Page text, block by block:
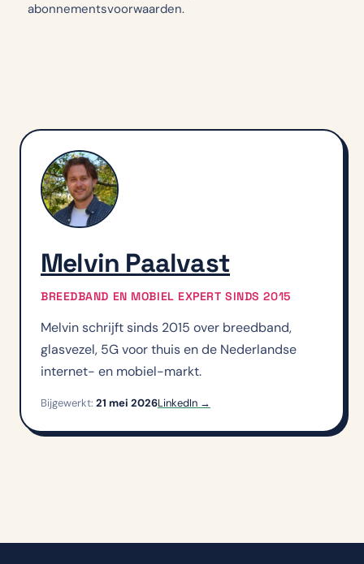
abonnementsvoorwaarden.
Melvin Paalvast
BREEDBAND EN MOBIEL EXPERT SINDS 2015
Melvin schrijft sinds 2015 over breedband,
glasvezel, 5G voor thuis en de Nederlandse
internet- en mobiel-markt.
Bijgewerkt: 21 mei 2026LinkedIn →